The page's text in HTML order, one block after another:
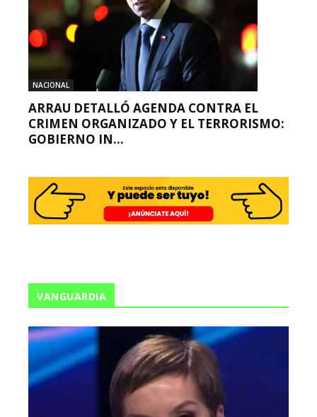
NACIONAL
ARRAU DETALLÓ AGENDA CONTRA EL
CRIMEN ORGANIZADO Y EL TERRORISMO:
GOBIERNO IN...
VANGUARDIA